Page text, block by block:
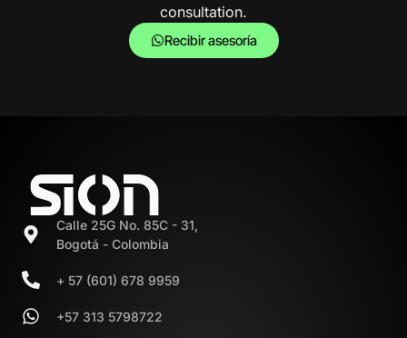
consultation.
Recibir asesoría
Calle 25G No. 85C - 31,
Bogotá - Colombia
+ 57 (601) 678 9959
+57 313 5798722